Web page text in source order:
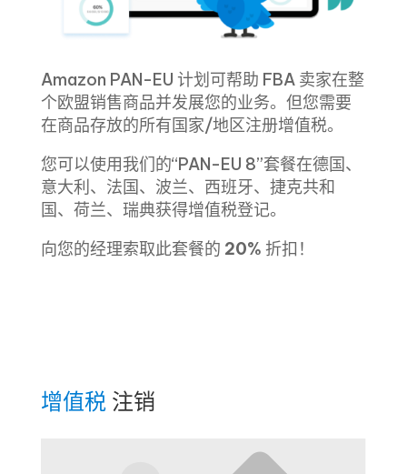
Amazon PAN-EU 计划可帮助 FBA 卖家在整
个欧盟销售商品并发展您的业务。但您需要
在商品存放的所有国家/地区注册增值税。
您可以使用我们的“PAN-EU 8”套餐在德国、
意大利、法国、波兰、西班牙、捷克共和
国、荷兰、瑞典获得增值税登记。
向您的经理索取此套餐的 20% 折扣！
增值税 注销